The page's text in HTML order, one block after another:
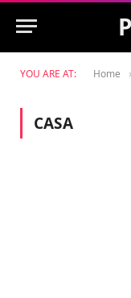
YOU ARE AT: Home
CASA